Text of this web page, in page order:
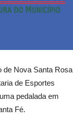
de Nova Santa Rosa
de Esportes
pedalada em
Fé.